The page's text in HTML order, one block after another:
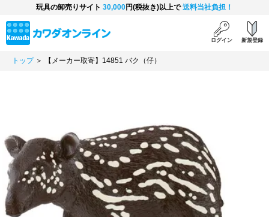
玩具の卸売りサイト 30,000円(税抜き)以上で送料当社負担！
ログイン 新規登録
トップ＞ 【メーカー取寄】14851 バク（仔）